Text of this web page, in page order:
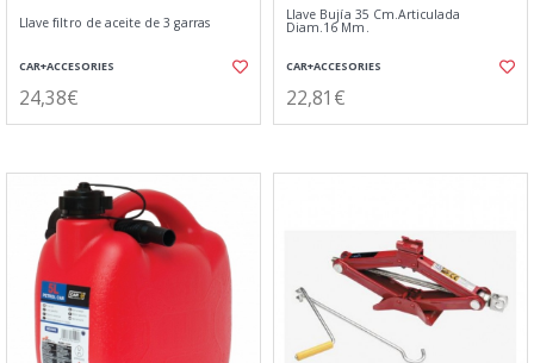
Llave filtro de aceite de 3 garras
CAR+ACCESORIES
24,38€
Llave Bujía 35 Cm.Articulada
Diam.16 Mm.
CAR+ACCESORIES
22,81€